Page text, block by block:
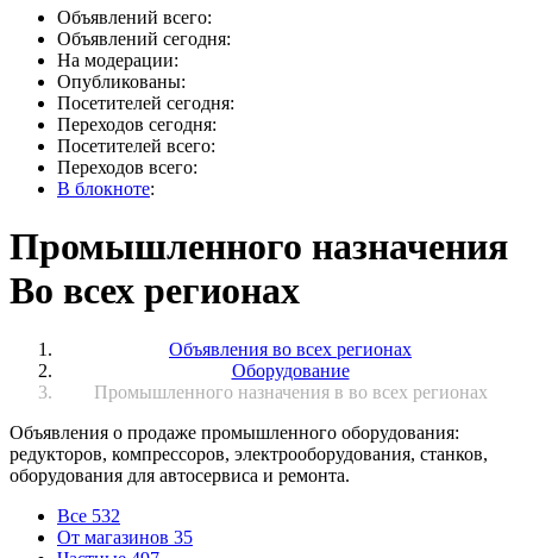
Объявлений всего:
Объявлений сегодня:
На модерации:
Опубликованы:
Посетителей сегодня:
Переходов сегодня:
Посетителей всего:
Переходов всего:
В блокноте:
Промышленного назначения
Во всех регионах
Объявления во всех регионах
Оборудование
Промышленного назначения в во всех регионах
Объявления о продаже промышленного оборудования:
редукторов, компрессоров, электрооборудования, станков,
оборудования для автосервиса и ремонта.
Все 532
От магазинов 35